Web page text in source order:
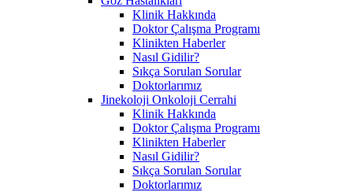
Klinik Hakkında
Doktor Çalışma Programı
Klinikten Haberler
Nasıl Gidilir?
Sıkça Sorulan Sorular
Doktorlarımız
Jinekoloji Onkoloji Cerrahi
Klinik Hakkında
Doktor Çalışma Programı
Klinikten Haberler
Nasıl Gidilir?
Sıkça Sorulan Sorular
Doktorlarımız